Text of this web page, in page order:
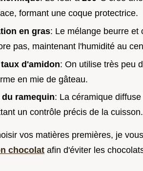
formant une coque protectrice.
en gras: Le mélange beurre et
pas, maintenant l'humidité au
d'amidon: On utilise très peu
en mie de gâteau.
du ramequin: La céramique
un contrôle précis de la cuisson.
vos matières premières, je
chocolat afin d'éviter les